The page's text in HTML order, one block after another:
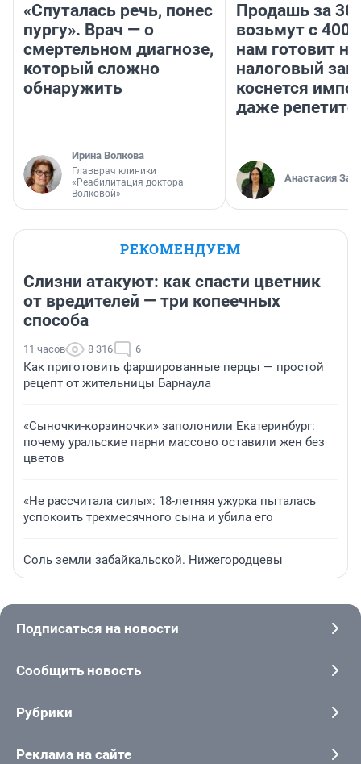
«Спуталась речь, понес
пургу». Врач — о
смертельном диагнозе,
который сложно
обнаружить
Ирина Волкова
Главврач клиники
«Реабилитация доктора
Волковой»
Продашь за
возьмут с
нам готовит
налоговый
коснется
даже
Анастасия
РЕКОМЕНДУЕМ
Слизни атакуют: как спасти цветник
от вредителей — три копеечных
способа
11 часов 8 316 6
Как приготовить фаршированные перцы — простой
рецепт от жительницы Барнаула
«Сыночки-корзиночки» заполонили Екатеринбург:
почему уральские парни массово оставили жен без
цветов
«Не рассчитала силы»: 18-летняя ужурка пыталась
успокоить трехмесячного сына и убила его
Соль земли забайкальской. Нижегородцевы
Подписаться на новости
Сообщить новость
Рубрики
Реклама на сайте